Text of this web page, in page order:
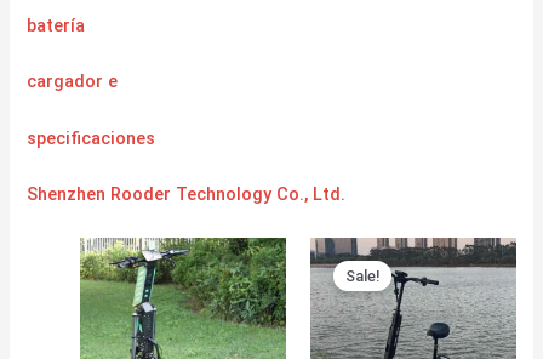
batería
cargador e
specificaciones
Shenzhen Rooder Technology Co., Ltd.
Sale!